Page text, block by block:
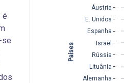
é
se
Alemanha
Lituânia
Rússia
Israel
Espanha
E. Unidos
Áustria
Países